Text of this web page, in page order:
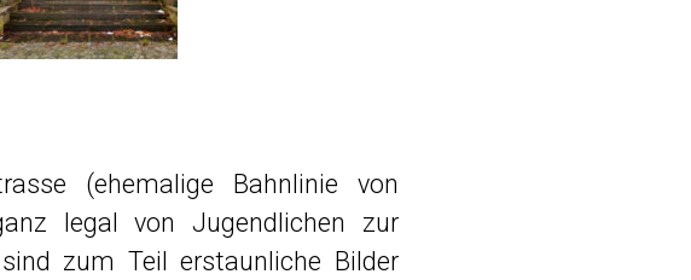
(ehemalige Bahnlinie von
legal von Jugendlichen zur
zum Teil erstaunliche Bilder